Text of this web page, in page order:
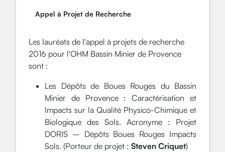
Appel à Projet de Recherche
Les lauréats de l'appel à projets de recherche
2016 pour l'OHM Bassin Minier de Provence
sont :
Les Dépôts de Boues Rouges du Bassin
Minier de Provence : Caractérisation et
Impacts sur la Qualité Physico-Chimique et
Biologique des Sols. Acronyme : Projet
DORIS – Dépôts Boues Rouges Impacts
Sols. (Porteur de projet : Steven Criquet)